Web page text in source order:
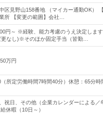
区見野山158番地 （マイカー通勤OK）
所 【変更の範囲】会社…
円～ ※経験、能力考慮のうえ決定しま
更なし)※そのほか固定手当（皆勤…
万円
所定労働時間7時間40分）休憩：65分時
祝日、その他（企業カレンダーによる／
休暇（10日～）